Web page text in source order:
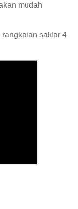
mudah
saklar 4